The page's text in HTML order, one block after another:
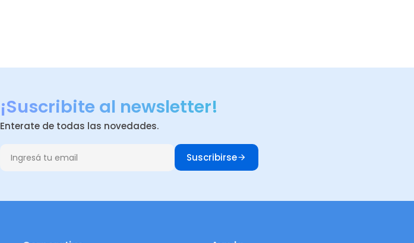
¡Suscribite al newsletter!
Enterate de todas las novedades.
Suscribirse